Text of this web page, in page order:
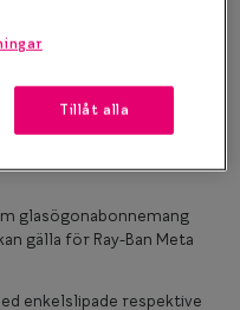
glasögonabonnemang
glasögonabonnemang
gälla för Ray-Ban Meta
enkelslipade respektive
Tillåt alla